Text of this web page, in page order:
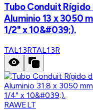
Tubo Conduit Rígido
Aluminio 13 x 3050
1/2" x 10&#039;).
TAL13RTAL13R
RAWELT